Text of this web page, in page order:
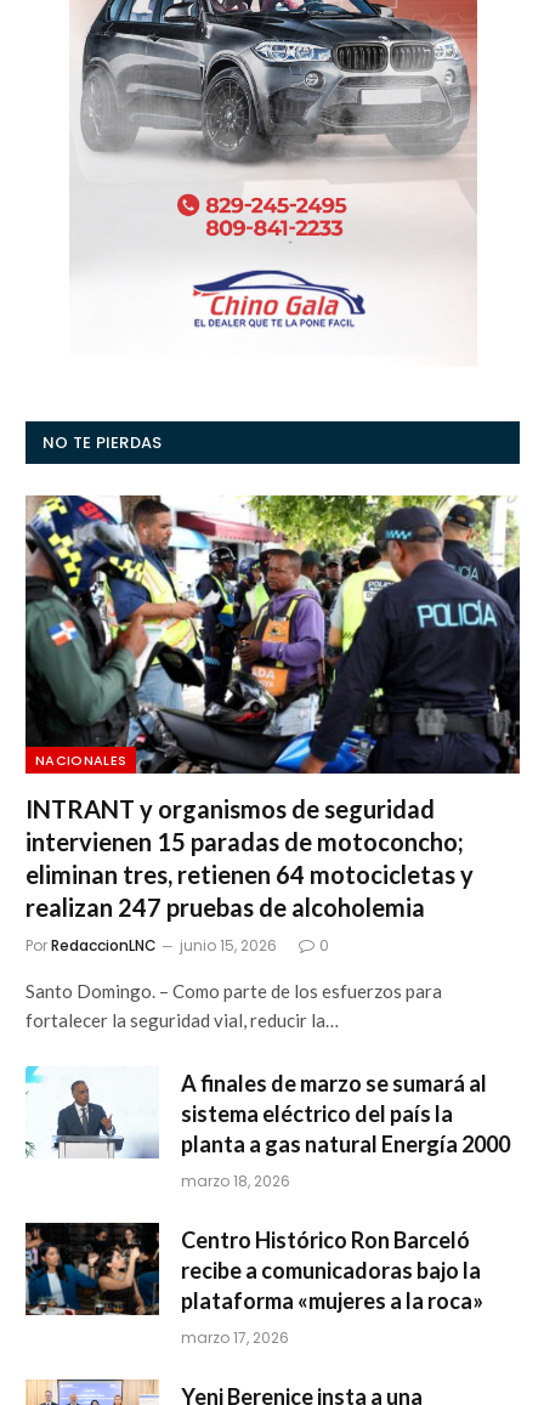
NO TE PIERDAS
NACIONALES
INTRANT y organismos de seguridad
intervienen 15 paradas de motoconcho;
eliminan tres, retienen 64 motocicletas y
realizan 247 pruebas de alcoholemia
PorRedaccionLNC junio 15, 2026 0
Santo Domingo. – Como parte de los esfuerzos para
fortalecer la seguridad vial, reducir la…
A finales de marzo se sumará al
sistema eléctrico del país la
planta a gas natural Energía 2000
marzo 18, 2026
Centro Histórico Ron Barceló
recibe a comunicadoras bajo la
plataforma «mujeres a la roca»
marzo 17, 2026
Yeni Berenice insta a una